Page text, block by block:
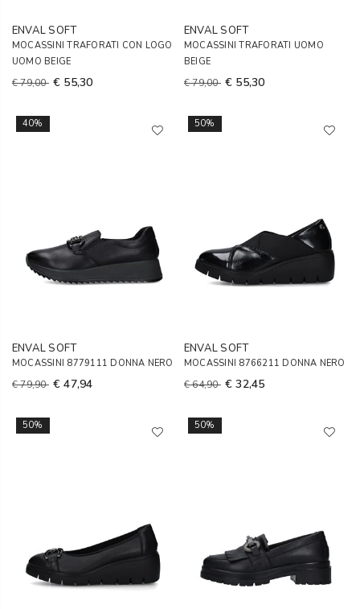
ENVAL SOFT
MOCASSINI TRAFORATI CON LOGO
UOMO BEIGE
€ 79,00 € 55,30
ENVAL SOFT
MOCASSINI TRAFORATI UOMO
BEIGE
€ 79,00 € 55,30
40%
ENVAL SOFT
MOCASSINI 8779111 DONNA NERO
€ 79,90 € 47,94
50%
ENVAL SOFT
MOCASSINI 8766211 DONNA NERO
€ 64,90 € 32,45
50% 50%